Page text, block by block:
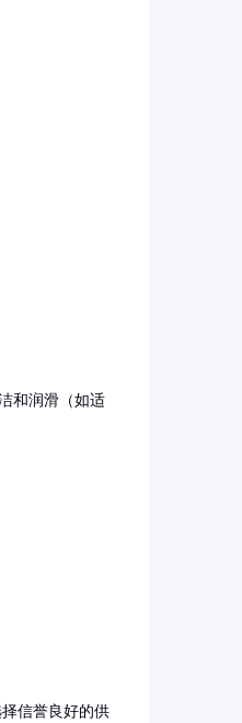
和润滑（如适
信誉良好的供